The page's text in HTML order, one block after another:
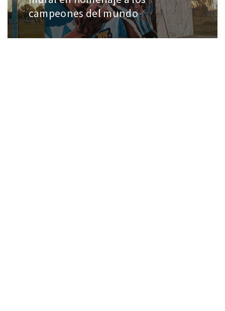
campeones del mundo